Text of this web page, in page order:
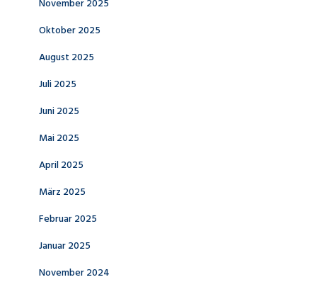
November 2025
Oktober 2025
August 2025
Juli 2025
Juni 2025
Mai 2025
April 2025
März 2025
Februar 2025
Januar 2025
November 2024